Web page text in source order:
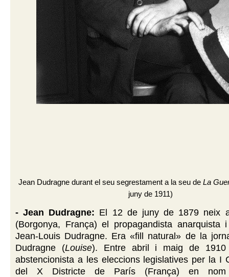
Jean Dudragne durant el seu segrestament a la seu deLa
juny de 1911)
- Jean Dudragne: El 12 de juny de 1879 neix
(Borgonya, França) el propagandista anarquista
Jean-Louis Dudragne. Era«fill natural» de la
Dudragne (Louise). Entre abril i maig de 1910
abstencionista a les eleccions legislatives per la I
del X Districte de París (França) en nom